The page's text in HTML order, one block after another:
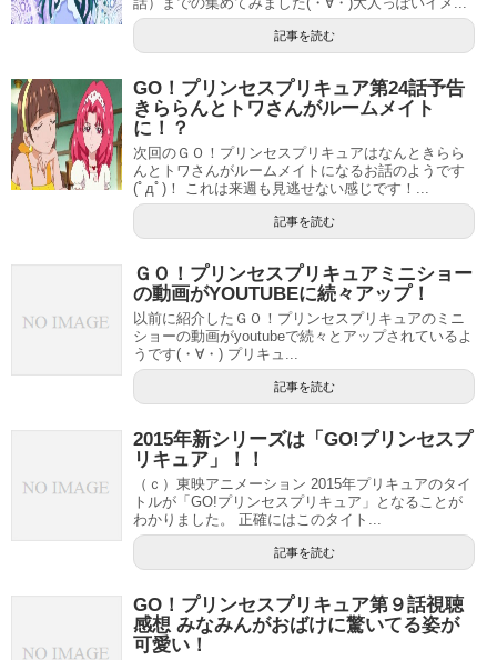
記事を読む
GO！プリンセスプリキュア第24話予告
きららんとトワさんがルームメイト
に！？
次回のＧＯ！プリンセスプリキュアはなんときらら
んとトワさんがルームメイトになるお話のようです
(ﾟдﾟ)！ これは来週も見逃せない感じです！...
記事を読む
ＧＯ！プリンセスプリキュアミニショー
の動画がYOUTUBEに続々アップ！
以前に紹介したＧＯ！プリンセスプリキュアのミニ
ショーの動画がyoutubeで続々とアップされているよ
うです(・∀・) プリキュ...
記事を読む
2015年新シリーズは「GO!プリンセスプ
リキュア」！！
（ｃ）東映アニメーション 2015年プリキュアのタイ
トルが「GO!プリンセスプリキュア」となることが
わかりました。 正確にはこのタイト...
記事を読む
GO！プリンセスプリキュア第９話視聴
感想 みなみんがおばけに驚いてる姿が
可愛い！